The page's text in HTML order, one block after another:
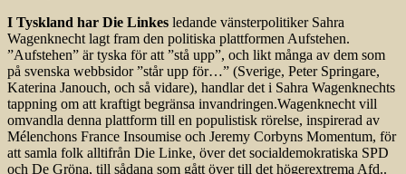
I Tyskland har Die Linkes ledande vänsterpolitiker Sahra
Wagenknecht lagt fram den politiska plattformen Aufstehen.
”Aufstehen” är tyska för att ”stå upp”, och likt många av dem som
på svenska webbsidor ”står upp för…” (Sverige, Peter Springare,
Katerina Janouch, och så vidare), handlar det i Sahra Wagenknechts
tappning om att kraftigt begränsa invandringen.Wagenknecht vill
omvandla denna plattform till en populistisk rörelse, inspirerad av
Mélenchons France Insoumise och Jeremy Corbyns Momentum, för
att samla folk alltifrån Die Linke, över det socialdemokratiska SPD
och De Gröna, till sådana som gått över till det högerextrema Afd..